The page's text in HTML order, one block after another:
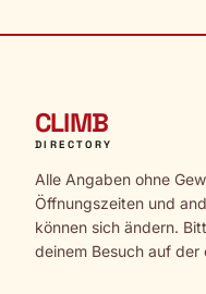
CLIMB
DIRECTORY
Alle Angaben ohne
Öffnungszeiten und
können sich ändern.
deinem Besuch auf der